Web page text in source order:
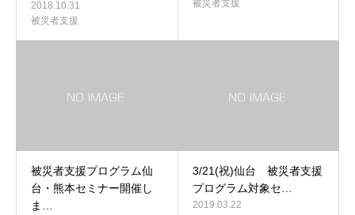
2018.10.31
被災者支援
被災者支援
被災者支援プログラム仙
台・熊本セミナー開催し
ま…
3/21(祝)仙台 被災者支援
プログラム対象セ…
2019.03.22